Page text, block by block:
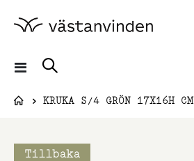
Växla
KRUKA S/4 GRÖN 17X16H CM
Tillbaka